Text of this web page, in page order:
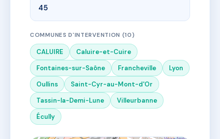
45
COMMUNES D'INTERVENTION (10)
CALUIRE
Caluire-et-Cuire
Fontaines-sur-Saône
Francheville
Lyon
Oullins
Saint-Cyr-au-Mont-d'Or
Tassin-la-Demi-Lune
Villeurbanne
Écully